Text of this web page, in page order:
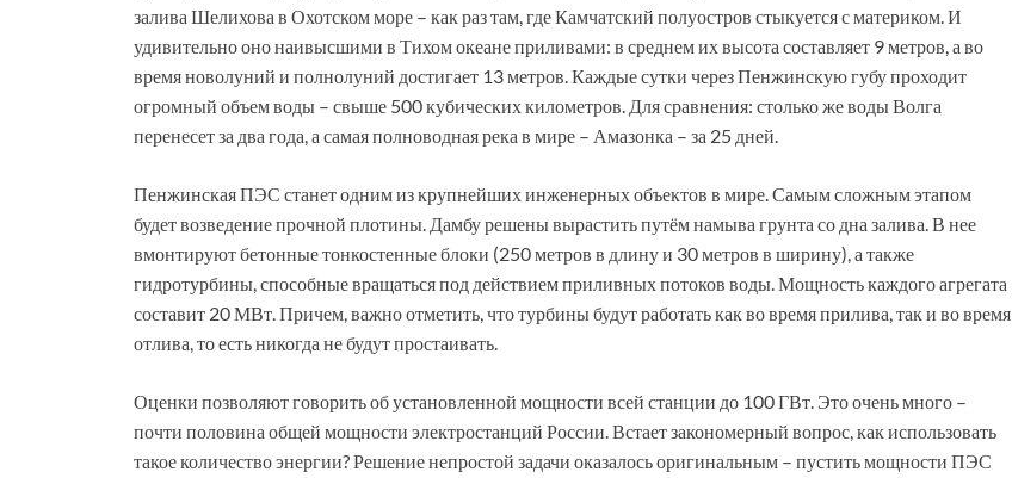
залива Шелихова в Охотском море – как раз там, где Камчатский полуостров стыкуется с материком. И
удивительно оно наивысшими в Тихом океане приливами: в среднем их высота составляет 9 метров, а во
время новолуний и полнолуний достигает 13 метров. Каждые сутки через Пенжинскую губу проходит
огромный объем воды – свыше 500 кубических километров. Для сравнения: столько же воды Волга
перенесет за два года, а самая полноводная река в мире – Амазонка – за 25 дней.
Пенжинская ПЭС станет одним из крупнейших инженерных объектов в мире. Самым сложным этапом
будет возведение прочной плотины. Дамбу решены вырастить путём намыва грунта со дна залива. В нее
вмонтируют бетонные тонкостенные блоки (250 метров в длину и 30 метров в ширину), а также
гидротурбины, способные вращаться под действием приливных потоков воды. Мощность каждого агрегата
составит 20 МВт. Причем, важно отметить, что турбины будут работать как во время прилива, так и во время
отлива, то есть никогда не будут простаивать.
Оценки позволяют говорить об установленной мощности всей станции до 100 ГВт. Это очень много –
почти половина общей мощности электростанций России. Встает закономерный вопрос, как использовать
такое количество энергии? Решение непростой задачи оказалось оригинальным – пустить мощности ПЭС